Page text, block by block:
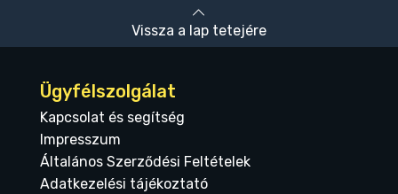
Vissza a lap tetejére
Ügyfélszolgálat
Kapcsolat és segítség
Impresszum
Általános Szerződési Feltételek
Adatkezelési tájékoztató